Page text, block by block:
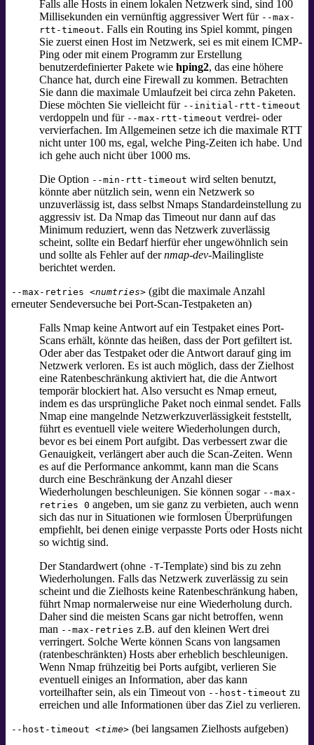
Falls alle Hosts in einem lokalen Netzwerk sind, sind 100
Millisekunden ein vernünftig aggressiver Wert für --max-
rtt-timeout. Falls ein Routing ins Spiel kommt, pingen
Sie zuerst einen Host im Netzwerk, sei es mit einem ICMP-
Ping oder mit einem Programm zur Erstellung
benutzerdefinierter Pakete wie hping2, das eine höhere
Chance hat, durch eine Firewall zu kommen. Betrachten
Sie dann die maximale Umlaufzeit bei circa zehn Paketen.
Diese möchten Sie vielleicht für --initial-rtt-timeout
verdoppeln und für --max-rtt-timeout verdrei- oder
vervierfachen. Im Allgemeinen setze ich die maximale RTT
nicht unter 100 ms, egal, welche Ping-Zeiten ich habe. Und
ich gehe auch nicht über 1000 ms.
Die Option --min-rtt-timeout wird selten benutzt,
könnte aber nützlich sein, wenn ein Netzwerk so
unzuverlässig ist, dass selbst Nmaps Standardeinstellung zu
aggressiv ist. Da Nmap das Timeout nur dann auf das
Minimum reduziert, wenn das Netzwerk zuverlässig
scheint, sollte ein Bedarf hierfür eher ungewöhnlich sein
und sollte als Fehler auf dernmap-dev-Mailingliste
berichtet werden.
--max-retries <numtries> (gibt die maximale Anzahl
erneuter Sendeversuche bei Port-Scan-Testpaketen an)
Falls Nmap keine Antwort auf ein Testpaket eines Port-
Scans erhält, könnte das heißen, dass der Port gefiltert ist.
Oder aber das Testpaket oder die Antwort darauf ging im
Netzwerk verloren. Es ist auch möglich, dass der Zielhost
eine Ratenbeschränkung aktiviert hat, die die Antwort
temporär blockiert hat. Also versucht es Nmap erneut,
indem es das ursprüngliche Paket noch einmal sendet. Falls
Nmap eine mangelnde Netzwerkzuverlässigkeit feststellt,
führt es eventuell viele weitere Wiederholungen durch,
bevor es bei einem Port aufgibt. Das verbessert zwar die
Genauigkeit, verlängert aber auch die Scan-Zeiten. Wenn
es auf die Performance ankommt, kann man die Scans
durch eine Beschränkung der Anzahl dieser
Wiederholungen beschleunigen. Sie können sogar --max-
retries 0 angeben, um sie ganz zu verbieten, auch wenn
sich das nur in Situationen wie formlosen Überprüfungen
empfiehlt, bei denen einige verpasste Ports oder Hosts nicht
so wichtig sind.
Der Standardwert (ohne -T-Template) sind bis zu zehn
Wiederholungen. Falls das Netzwerk zuverlässig zu sein
scheint und die Zielhosts keine Ratenbeschränkung haben,
führt Nmap normalerweise nur eine Wiederholung durch.
Daher sind die meisten Scans gar nicht betroffen, wenn
man --max-retries z.B. auf den kleinen Wert drei
verringert. Solche Werte können Scans von langsamen
(ratenbeschränkten) Hosts aber erheblich beschleunigen.
Wenn Nmap frühzeitig bei Ports aufgibt, verlieren Sie
eventuell einiges an Information, aber das kann
vorteilhafter sein, als ein Timeout von --host-timeout zu
erreichen und alle Informationen über das Ziel zu verlieren.
--host-timeout <time> (bei langsamen Zielhosts aufgeben)